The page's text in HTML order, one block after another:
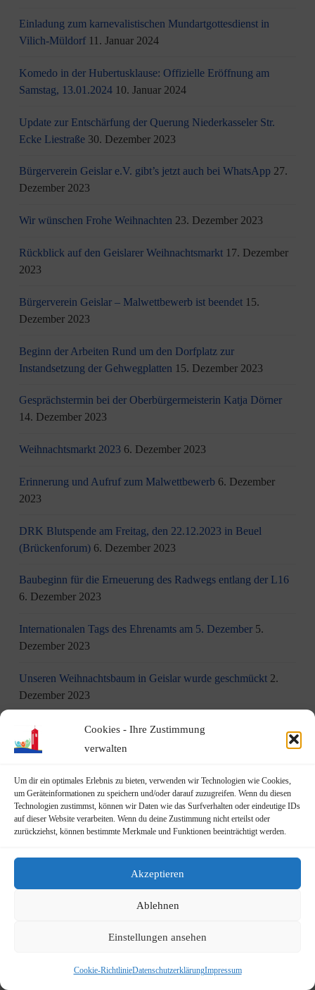
Cookies - Ihre Zustimmung
verwalten
Um dir ein optimales Erlebnis zu bieten, verwenden wir Technologien wie Cookies,
um Geräteinformationen zu speichern und/oder darauf zuzugreifen. Wenn du diesen
Technologien zustimmst, können wir Daten wie das Surfverhalten oder eindeutige IDs
auf dieser Website verarbeiten. Wenn du deine Zustimmung nicht erteilst oder
zurückziehst, können bestimmte Merkmale und Funktionen beeinträchtigt werden.
Akzeptieren
Ablehnen
Einstellungen ansehen
Cookie-RichtlinieDatenschutzerklärungImpressum
Einladung zum karnevalistischen Mundartgottesdienst in
Vilich-Müldorf 11. Januar 2024
Komedo in der Hubertusklause: Offizielle Eröffnung am
Samstag, 13.01.2024 10. Januar 2024
Update zur Entschärfung der Querung Niederkasseler Str.
Ecke Liestraße 30. Dezember 2023
Bürgerverein Geislar e.V. gibt’s jetzt auch bei WhatsApp 27.
Dezember 2023
Wir wünschen Frohe Weihnachten 23. Dezember 2023
Rückblick auf den Geislarer Weihnachtsmarkt 17. Dezember
2023
Bürgerverein Geislar – Malwettbewerb ist beendet 15.
Dezember 2023
Beginn der Arbeiten Rund um den Dorfplatz zur
Instandsetzung der Gehwegplatten 15. Dezember 2023
Gesprächstermin bei der Oberbürgermeisterin Katja Dörner
14. Dezember 2023
Weihnachtsmarkt 2023 6. Dezember 2023
Erinnerung und Aufruf zum Malwettbewerb 6. Dezember
2023
DRK Blutspende am Freitag, den 22.12.2023 in Beuel
(Brückenforum) 6. Dezember 2023
Baubeginn für die Erneuerung des Radwegs entlang der L16
6. Dezember 2023
Internationalen Tags des Ehrenamts am 5. Dezember 5.
Dezember 2023
Unseren Weihnachtsbaum in Geislar wurde geschmückt 2.
Dezember 2023
Aktion am 1. Dezember: Kinder schmücken unseren
Weihnachtsbaum in Geislar
Eindrücke vom Martinszug 2023 18. November 2023
„Hubertusklause“ öffnet (endlich) wieder 12. November 2023
Neuer Standort der Jugendarbeit „op Jöck“ vom
JUgendZEntrum Haus Michael 9. November 2023
(Haus der Begegnung St. Peter Vilich) 8. November 2023
Martinszug 2023 3. November 2023